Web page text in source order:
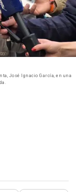
José Ignacio García, en una